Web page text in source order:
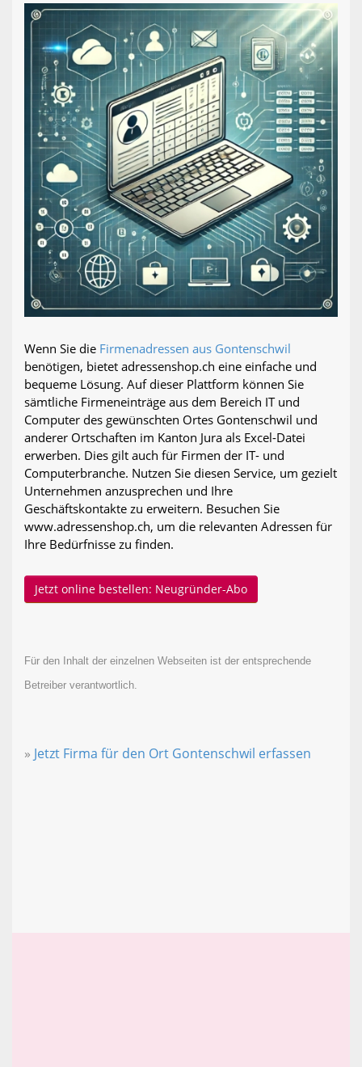
Wenn Sie die Firmenadressen aus Gontenschwil
benötigen, bietet adressenshop.ch eine einfache und
bequeme Lösung. Auf dieser Plattform können Sie
sämtliche Firmeneinträge aus dem Bereich IT und
Computer des gewünschten Ortes Gontenschwil und
anderer Ortschaften im Kanton Jura als Excel-Datei
erwerben. Dies gilt auch für Firmen der IT- und
Computerbranche. Nutzen Sie diesen Service, um gezielt
Unternehmen anzusprechen und Ihre
Geschäftskontakte zu erweitern. Besuchen Sie
www.adressenshop.ch, um die relevanten Adressen für
Ihre Bedürfnisse zu finden.
Jetzt online bestellen: Neugründer-Abo
Für den Inhalt der einzelnen Webseiten ist der entsprechende
Betreiber verantwortlich.
» Jetzt Firma für den Ort Gontenschwil erfassen